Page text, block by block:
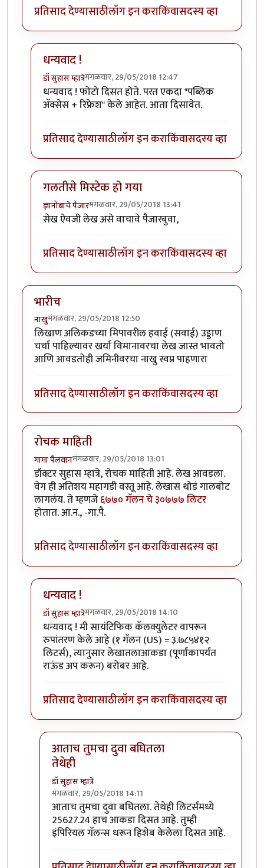
प्रतिसाद देण्यासाठीलॉग इन कराकिंवासदस्य व्हा
धन्यवाद !
डॉ सुहास म्हात्रेमंगळवार, 29/05/2018 12:47
In reply toमस्त..म्हात्रे सरांचे सेख म्हणजे फिस्ट असते
धन्यवाद ! फोटो दिसत होते. परत एकदा "पब्लिक
अ‍ॅक्सेस + रिफ्रेश" केले आहेत. आता दिसावेत.
प्रतिसाद देण्यासाठीलॉग इन कराकिंवासदस्य व्हा
गलतीसे मिस्टेक हो गया
ज्ञानोबाचे पैजारमंगळवार, 29/05/2018 13:41
In reply toमस्त..म्हात्रे सरांचे सेख म्हणजे फिस्ट असते
सेख ऐवजी लेख असे वाचावे पैजारबुवा,
प्रतिसाद देण्यासाठीलॉग इन कराकिंवासदस्य व्हा
भारीच
नाखुमंगळवार, 29/05/2018 12:50
लिखाण अलिकडच्या मिपावरील हवाई (सवाई) उड्डाण
चर्चा पाहिल्यावर खर्या विमानावरचा लेख जास्त भावतो
आणि आवडतोही जमिनीवरचा नाखु स्वप्न पाहणारा
प्रतिसाद देण्यासाठीलॉग इन कराकिंवासदस्य व्हा
रोचक माहिती
गामा पैलवानमंगळवार, 29/05/2018 13:01
डॉक्टर सुहास म्हात्रे, रोचक माहिती आहे. लेख आवडला.
वेग ही अतिशय महागडी वस्तू आहे. लेखास थोडं गालबोट
लागलंय. ते म्हणजे६७७० गॅलन चे ३०७७७ लिटर
होतात. आ.न., -गा.पै.
प्रतिसाद देण्यासाठीलॉग इन कराकिंवासदस्य व्हा
धन्यवाद !
डॉ सुहास म्हात्रेमंगळवार, 29/05/2018 14:10
In reply toरोचक माहितीbyगामा पैलवान
धन्यवाद ! मी सायंटिफिक कॅलक्युलेटर वापरून
रुपांतरण केले आहे (१ गॅलन (US) = ३.७८५४१२
लिटर्स), त्यानुसार लेखातलाआकडा (पूर्णांकापर्यंत
राऊंड अप करून) बरोबर आहे.
प्रतिसाद देण्यासाठीलॉग इन कराकिंवासदस्य व्हा
आताच तुमचा दुवा बघितला
तेथेही
डॉ सुहास म्हात्रे
मंगळवार, 29/05/2018 14:11
In reply toधन्यवाद !byडॉ सुहास म्हात्रे
आताच तुमचा दुवा बघितला. तेथेही लिटर्समध्ये
25627.24 हाच आकडा दिसत आहे. तुम्ही
इंपिरियल गॅलन्स धरून हिशेब केलेला दिसत आहे.